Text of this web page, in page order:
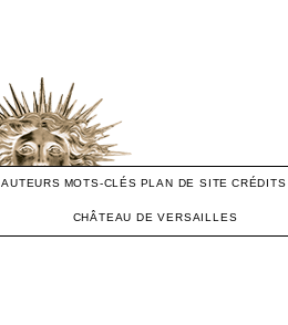
AUTEURS MOTS-CLÉS PLAN DE SITE CRÉDITS
CHÂTEAU DE VERSAILLES